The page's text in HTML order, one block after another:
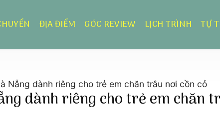
ĐỊA ĐIỂM GÓC REVIEW LỊCH TRÌNH TỰ
Nẵng dành riêng cho trẻ em chăn trâu nơi cồn cỏ
dành riêng cho trẻ em chăn